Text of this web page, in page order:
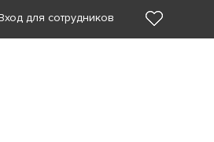
для сотрудников